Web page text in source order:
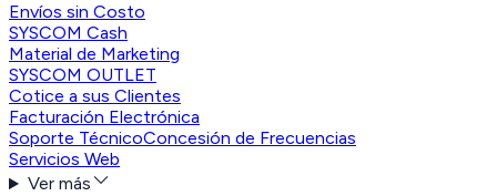
Envíos sin Costo
SYSCOM Cash
Material de Marketing
SYSCOM OUTLET
Cotice a sus Clientes
Facturación Electrónica
Soporte TécnicoConcesión de Frecuencias
Servicios Web
Ver más